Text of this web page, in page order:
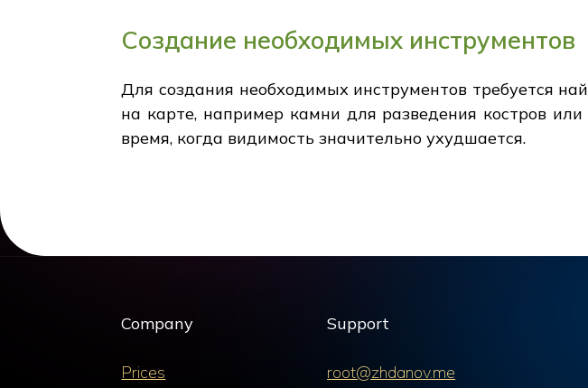
Создание необходимых инструментов
Для создания необходимых инструментов требуется
на карте, например камни для разведения костров
время, когда видимость значительно ухудшается.
Company
Prices
Support
root@zhdanov.me